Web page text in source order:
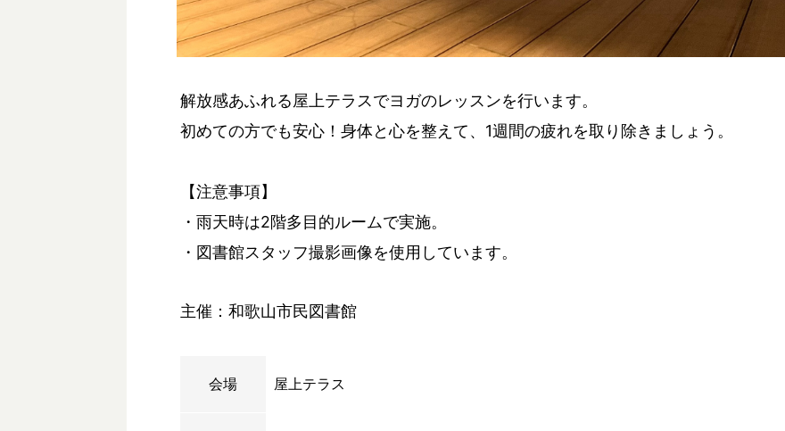
解放感あふれる屋上テラスでヨガのレッスンを行います。
初めての方でも安心！身体と心を整えて、1週間の疲れを取り除きましょう。
【注意事項】
・雨天時は2階多目的ルームで実施。
・図書館スタッフ撮影画像を使用しています。
主催：和歌山市民図書館
会場 屋上テラス